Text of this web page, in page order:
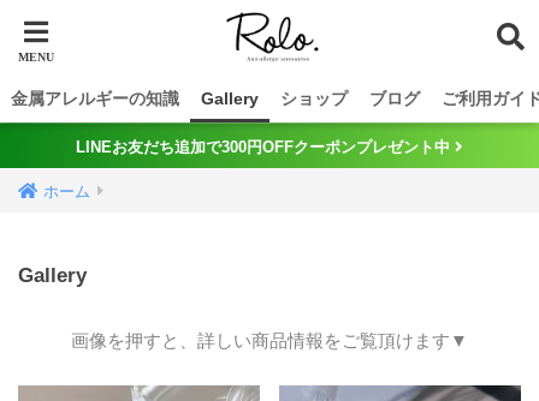
金属アレルギーの知識 Gallery ショップ ブログ ご利用ガイ
LINEお友だち追加で300円OFFクーポンプレゼント中
ホーム
Gallery
画像を押すと、詳しい商品情報をご覧頂けます▼